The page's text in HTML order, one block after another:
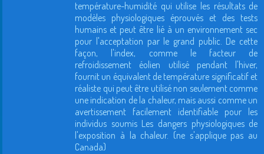
température-humidité qui utilise les résultats de
modèles physiologiques éprouvés et des tests
humains et peut être lié à un environnement sec
pour l'acceptation par le grand public. De cette
façon, l'index, comme le facteur de
refroidissement éolien utilisé pendant l'hiver,
fournit un équivalent de température significatif et
réaliste qui peut être utilisé non seulement comme
une indication de la chaleur, mais aussi comme un
avertissement facilement identifiable pour les
individus soumis Les dangers physiologiques de
l'exposition à la chaleur. (ne s'applique pas au
Canada)